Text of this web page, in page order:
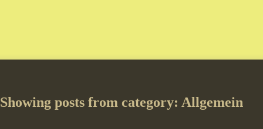
Showing posts from category: Allgemein